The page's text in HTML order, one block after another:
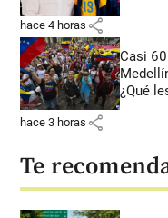
hace 4 horas share
Casi
¿Qué
hace 3 horas share
Te